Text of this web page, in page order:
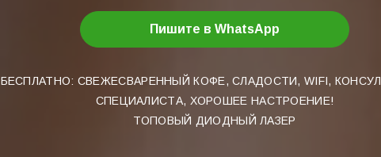
Пишите в WhatsApp
БЕСПЛАТНО: СВЕЖЕСВАРЕННЫЙ КОФЕ, СЛАДОСТИ, WIFI,
СПЕЦИАЛИСТА, ХОРОШЕЕ НАСТРОЕНИЕ!
ТОПОВЫЙ ДИОДНЫЙ ЛАЗЕР